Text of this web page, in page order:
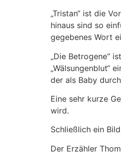
„Tristan“ ist die
hinaus sind so
gegebenes Wort
„Die Betrogene“
„Wälsungenblut“
der als Baby
Eine sehr kurze
wird.
Schließlich ein
Der Erzähler